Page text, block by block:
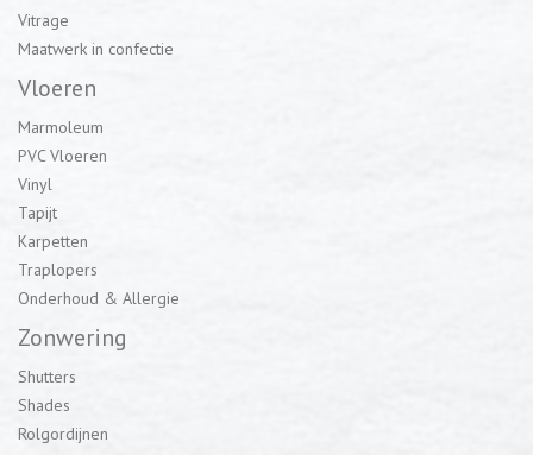
Vitrage
Maatwerk in confectie
Vloeren
Marmoleum
PVC Vloeren
Vinyl
Tapijt
Karpetten
Traplopers
Onderhoud & Allergie
Zonwering
Shutters
Shades
Rolgordijnen